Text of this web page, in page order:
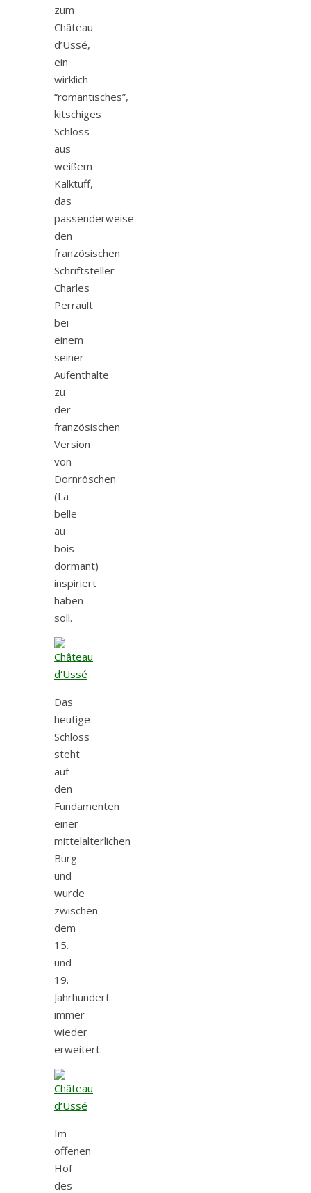
zum
Château
d’Ussé,
ein
wirklich
“romantisches”,
kitschiges
Schloss
aus
weißem
Kalktuff,
das
passenderweise
den
französischen
Schriftsteller
Charles
Perrault
bei
einem
seiner
Aufenthalte
zu
der
französischen
Version
von
Dornröschen
(La
belle
au
bois
dormant)
inspiriert
haben
soll.
Das
heutige
Schloss
steht
auf
den
Fundamenten
einer
mittelalterlichen
Burg
und
wurde
zwischen
dem
15.
und
19.
Jahrhundert
immer
wieder
erweitert.
Im
offenen
Hof
des